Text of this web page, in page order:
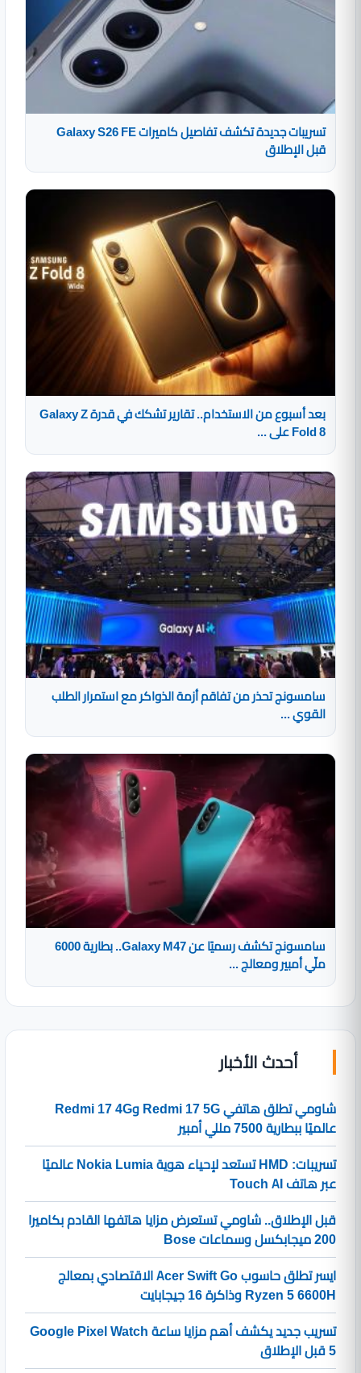
تسريبات جديدة تكشف تفاصيل كاميرات Galaxy S26 FE
قبل الإطلاق
بعد أسبوع من الاستخدام.. تقارير تشكك في قدرة Galaxy Z
Fold 8 على ...
سامسونج تحذر من تفاقم أزمة الذواكر مع استمرار الطلب
القوي ...
سامسونج تكشف رسميًا عن Galaxy M47.. بطارية 6000
ملّي أمبير ومعالج ...
أحدث الأخبار
شاومي تطلق هاتفي Redmi 17 5G وRedmi 17 4G
عالميًا ببطارية 7500 مللي أمبير
تسريبات: HMD تستعد لإحياء هوية Nokia Lumia عالميًا
عبر هاتف Touch AI
قبل الإطلاق.. شاومي تستعرض مزايا هاتفها القادم بكاميرا
200 ميجابكسل وسماعات Bose
ايسر تطلق حاسوب Acer Swift Go الاقتصادي بمعالج
Ryzen 5 6600H وذاكرة 16 جيجابايت
تسريب جديد يكشف أهم مزايا ساعة Google Pixel Watch
5 قبل الإطلاق